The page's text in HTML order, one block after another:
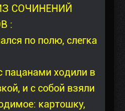
СОЧИНЕНИЙ
:
по полю, слегка
ходили в
и с собой взяли
картошку,